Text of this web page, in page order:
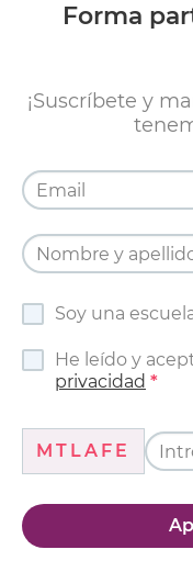
Forma
¡Suscríbete y
Soy una
He leído y
privacidad
MTLAFE